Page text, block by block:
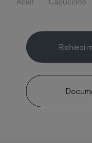
Richiedi